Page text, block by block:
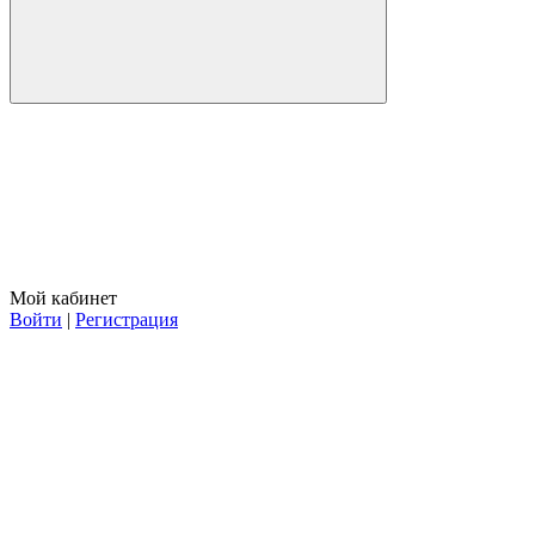
Мой кабинет
Войти | Регистрация